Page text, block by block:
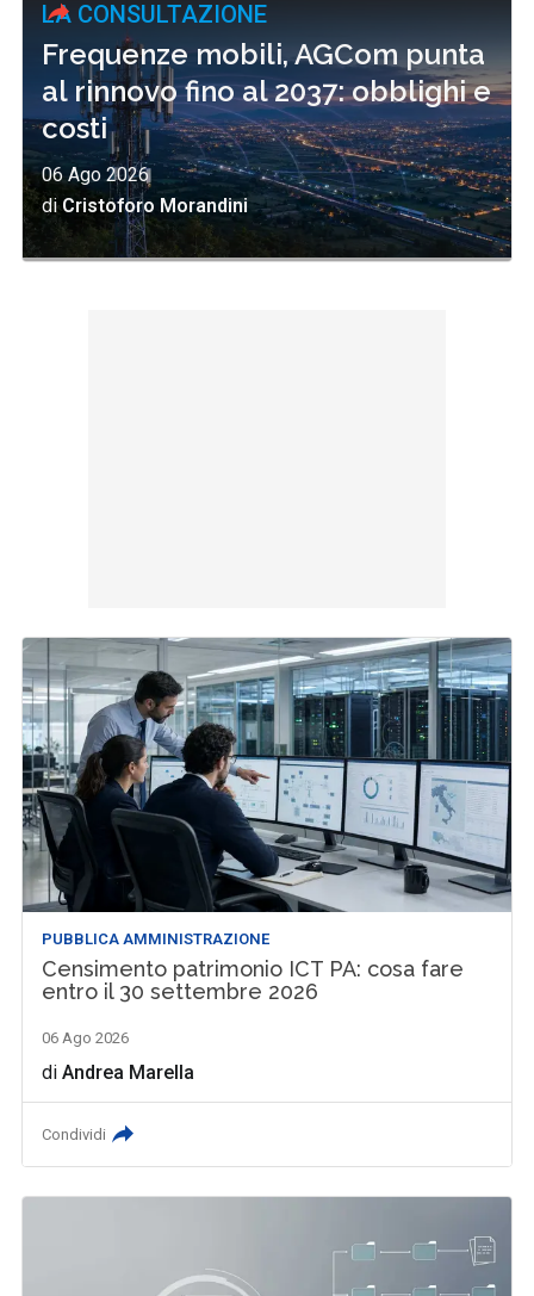
LA CONSULTAZIONE
Frequenze mobili, AGCom punta
al rinnovo fino al 2037: obblighi e
costi
06 Ago 2026
diCristoforo Morandini
PUBBLICA AMMINISTRAZIONE
Censimento patrimonio ICT PA: cosa fare
entro il 30 settembre 2026
06 Ago 2026
diAndrea Marella
Condividi